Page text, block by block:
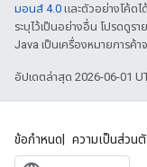
มอนส์ 4.0 และตัวอย่างโค้ด
ระบุไว้เป็นอย่างอื่น โปรดดูรา
Java เป็นเครื่องหมายการค้
อัปเดตล่าสุด 2026-06-01
ข้อกำหนด ความเป็นส่วน